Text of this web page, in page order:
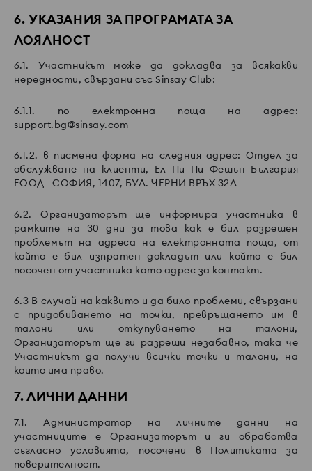
6. УКАЗАНИЯ ЗА ПРОГРАМАТА ЗА
ЛОЯЛНОСТ
6.1. Участникът може да докладва за всякакви
нередности, свързани със Sinsay Club:
6.1.1. по електронна поща на адрес:
support.bg@sinsay.com
6.1.2. в писмена форма на следния адрес: Отдел за
обслужване на клиенти, Ел Пи Пи Фешън България
ЕООД - СОФИЯ, 1407, БУЛ. ЧЕРНИ ВРЪХ 32А
6.2. Организаторът ще информира участника в
рамките на 30 дни за това как е бил разрешен
проблемът на адреса на електронната поща, от
който е бил изпратен докладът или който е бил
посочен от участника като адрес за контакт.
6.3 В случай на каквито и да било проблеми, свързани
с придобиването на точки, превръщането им в
талони или откупуването на талони,
Организаторът ще ги разреши незабавно, така че
Участникът да получи всички точки и талони, на
които има право.
7. ЛИЧНИ ДАННИ
7.1. Администратор на личните данни на
участниците е Организаторът и ги обработва
съгласно условията, посочени в Политиката за
поверителност.